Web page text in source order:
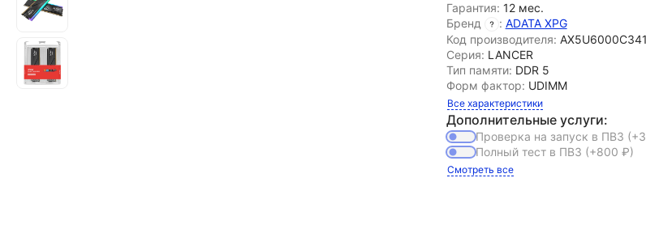
Гарантия: 12 мес.
Бренд
: ADATA XPG
Код производителя:
Серия: LANCER
Тип памяти: DDR 5
Форм фактор: UDIMM
Все характеристики
Дополнительные услуги:
Проверка на запуск в ПВЗ
Полный тест в ПВЗ (+800 ₽)
Смотреть все